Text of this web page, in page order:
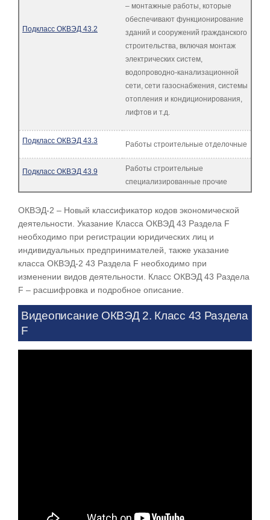
Подкласс ОКВЭД 43.2
– монтажные работы, которые
обеспечивают функционирование
зданий и сооружений гражданского
строительства, включая монтаж
электрических систем,
водопроводно-канализационной
сети, сети газоснабжения, системы
отопления и кондиционирования,
лифтов и т.д.
Подкласс ОКВЭД 43.3 Работы строительные отделочные
Подкласс ОКВЭД 43.9
Работы строительные
специализированные прочие
ОКВЭД-2 – Новый классификатор кодов экономической
деятельности. Указание Класса ОКВЭД 43 Раздела F
необходимо при регистрации юридических лиц и
индивидуальных предпринимателей, также указание
класса ОКВЭД-2 43 Раздела F необходимо при
изменении видов деятельности. Класс ОКВЭД 43 Раздела
F – расшифровка и подробное описание.
Видеописание ОКВЭД 2. Класс 43 Раздела
F